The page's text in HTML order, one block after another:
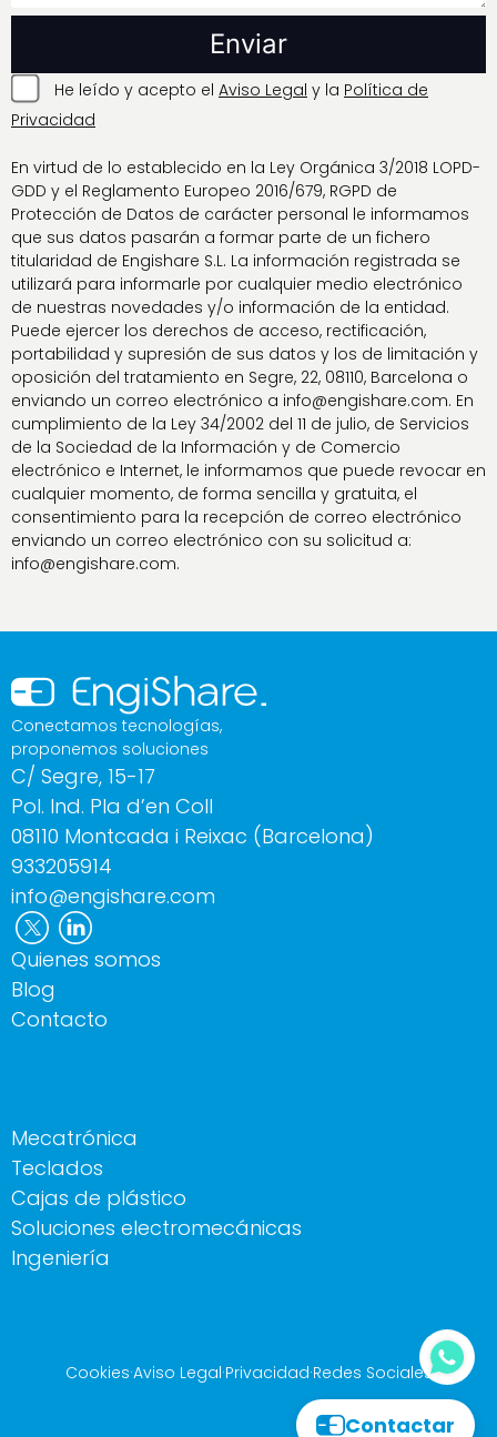
Contactar
He leído y acepto el Aviso Legal y la Política de
Privacidad
En virtud de lo establecido en la Ley Orgánica 3/2018 LOPD-
GDD y el Reglamento Europeo 2016/679, RGPD de
Protección de Datos de carácter personal le informamos
que sus datos pasarán a formar parte de un fichero
titularidad de Engishare S.L. La información registrada se
utilizará para informarle por cualquier medio electrónico
de nuestras novedades y/o información de la entidad.
Puede ejercer los derechos de acceso, rectificación,
portabilidad y supresión de sus datos y los de limitación y
oposición del tratamiento en Segre, 22, 08110, Barcelona o
enviando un correo electrónico a info@engishare.com. En
cumplimiento de la Ley 34/2002 del 11 de julio, de Servicios
de la Sociedad de la Información y de Comercio
electrónico e Internet, le informamos que puede revocar en
cualquier momento, de forma sencilla y gratuita, el
consentimiento para la recepción de correo electrónico
enviando un correo electrónico con su solicitud a:
info@engishare.com.
Conectamos tecnologías,
proponemos soluciones
Quienes somos
Blog
Contacto
Mecatrónica
Teclados
Cajas de plástico
Soluciones electromecánicas
Ingeniería
Cookies·Aviso Legal·Privacidad·Redes Sociales
C/ Segre, 15-17
Pol. Ind. Pla d’en Coll
08110 Montcada i Reixac (Barcelona)
933205914
info@engishare.com